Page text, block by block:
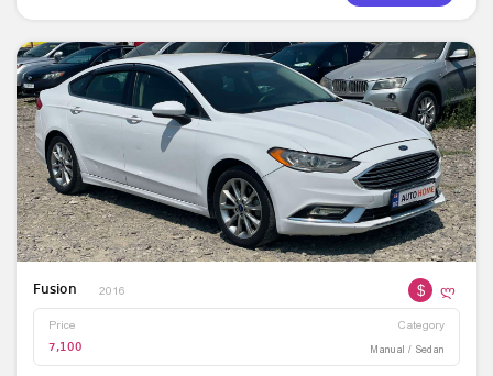
Fusion 2016 $ ლ
Price Category
7,100 Manual / Sedan